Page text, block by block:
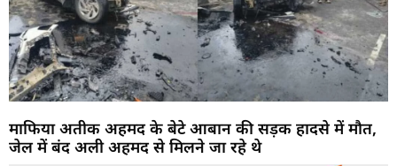
माफिया अतीक अहमद के बेटे आबान की सड़क हादसे में मौत,
जेल में बंद अली अहमद से मिलने जा रहे थे